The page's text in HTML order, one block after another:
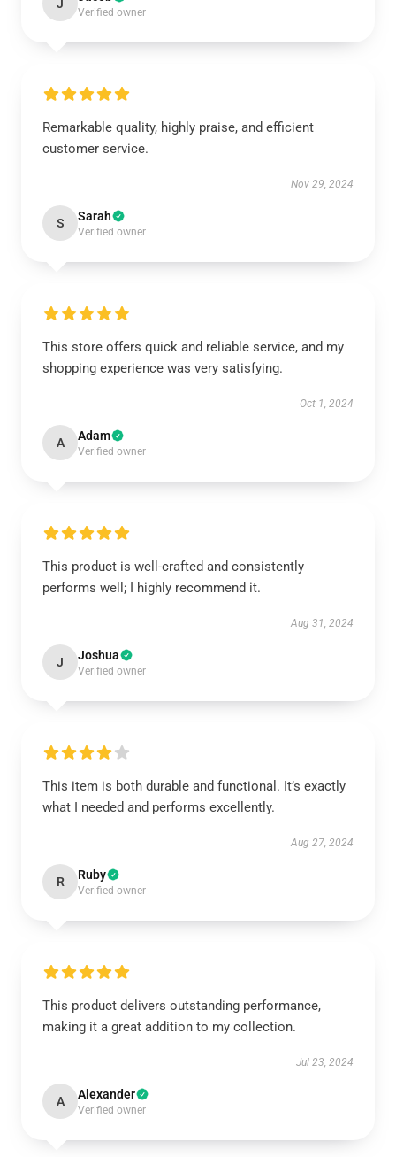
J
Verified owner
Remarkable quality, highly praise, and efficient
customer service.
Nov 29, 2024
S Sarah
Verified owner
This store offers quick and reliable service, and my
shopping experience was very satisfying.
Oct 1, 2024
A Adam
Verified owner
This product is well-crafted and consistently
performs well; I highly recommend it.
Aug 31, 2024
J Joshua
Verified owner
This item is both durable and functional. It’s exactly
what I needed and performs excellently.
Aug 27, 2024
R Ruby
Verified owner
This product delivers outstanding performance,
making it a great addition to my collection.
Jul 23, 2024
A Alexander
Verified owner